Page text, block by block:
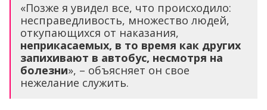
«Позже я увидел все, что происходило:
несправедливость, множество людей,
откупающихся от наказания,
неприкасаемых, в то время как других
запихивают в автобус, несмотря на
болезни», – объясняет он свое
нежелание служить.